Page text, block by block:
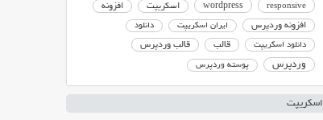
responsive
wordpress اسکریپت
افزونه
افزونه وردپرس
ایران اسکریپت دانلود
دانلود اسکریپت قالب قالب وردپرس
وردپرس پوسته وردپرس
اسکریپت